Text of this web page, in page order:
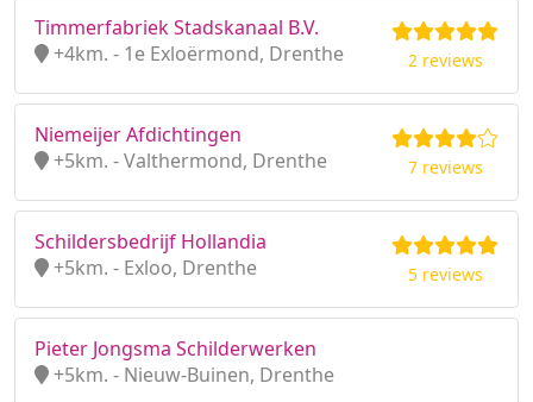
Timmerfabriek Stadskanaal B.V.
+4km. - 1e Exloërmond, Drenthe
2 reviews
Niemeijer Afdichtingen
+5km. - Valthermond, Drenthe
7 reviews
Schildersbedrijf Hollandia
+5km. - Exloo, Drenthe
5 reviews
Pieter Jongsma Schilderwerken
+5km. - Nieuw-Buinen, Drenthe